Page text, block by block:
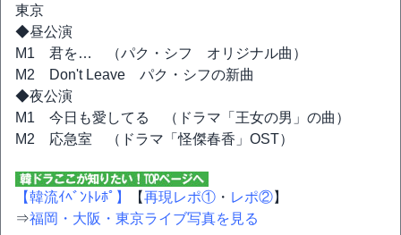
東京
◆昼公演
M1 君を… （パク・シフ オリジナル曲）
M2 Don't Leave パク・シフの新曲
◆夜公演
M1 今日も愛してる （ドラマ「王女の男」の曲）
M2 応急室 （ドラマ「怪傑春香」OST）
【韓流ｲﾍﾞﾝﾄﾚﾎﾟ】 【再現レポ① ・ レポ②】
⇒福岡・大阪・東京ライブ写真を見る